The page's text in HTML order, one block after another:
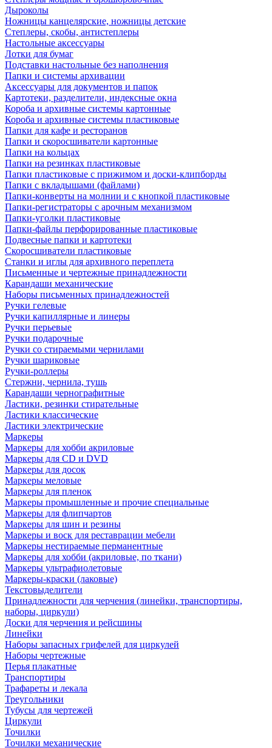
Дыроколы
Ножницы канцелярские, ножницы детские
Степлеры, скобы, антистеплеры
Настольные аксессуары
Лотки для бумаг
Подставки настольные без наполнения
Папки и системы архивации
Аксессуары для документов и папок
Картотеки, разделители, индексные окна
Короба и архивные системы картонные
Короба и архивные системы пластиковые
Папки для кафе и ресторанов
Папки и скоросшиватели картонные
Папки на кольцах
Папки на резинках пластиковые
Папки пластиковые с прижимом и доски-клипборды
Папки с вкладышами (файлами)
Папки-конверты на молнии и с кнопкой пластиковые
Папки-регистраторы с арочным механизмом
Папки-уголки пластиковые
Папки-файлы перфорированные пластиковые
Подвесные папки и картотеки
Скоросшиватели пластиковые
Станки и иглы для архивного переплета
Письменные и чертежные принадлежности
Карандаши механические
Наборы письменных принадлежностей
Ручки гелевые
Ручки капиллярные и линеры
Ручки перьевые
Ручки подарочные
Ручки со стираемыми чернилами
Ручки шариковые
Ручки-роллеры
Стержни, чернила, тушь
Карандаши чернографитные
Ластики, резинки стирательные
Ластики классические
Ластики электрические
Маркеры
Маркеры для хобби акриловые
Маркеры для CD и DVD
Маркеры для досок
Маркеры меловые
Маркеры для пленок
Маркеры промышленные и прочие специальные
Маркеры для флипчартов
Маркеры для шин и резины
Маркеры и воск для реставрации мебели
Маркеры нестираемые перманентные
Маркеры для хобби (акриловые, по ткани)
Маркеры ультрафиолетовые
Маркеры-краски (лаковые)
Текстовыделители
Принадлежности для черчения (линейки, транспортиры,
наборы, циркули)
Доски для черчения и рейсшины
Линейки
Наборы запасных грифелей для циркулей
Наборы чертежные
Перья плакатные
Транспортиры
Трафареты и лекала
Треугольники
Тубусы для чертежей
Циркули
Точилки
Точилки механические